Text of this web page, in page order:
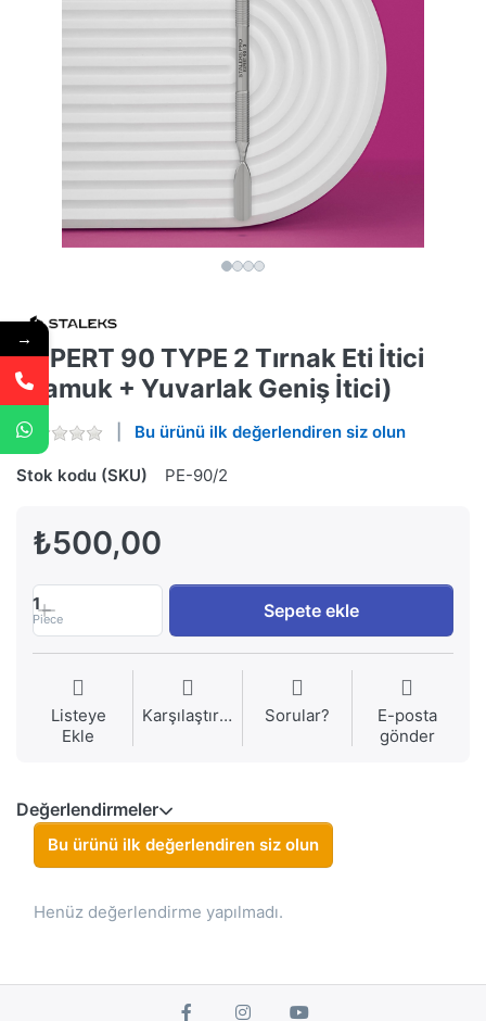
EXPERT 90 TYPE 2 Tırnak Eti İtici
(Yamuk + Yuvarlak Geniş İtici)
Bu ürünü ilk değerlendiren siz olun
Stok kodu (SKU) PE-90/2
₺500,00
1
Piece Sepete ekle
Listeye
Ekle
Karşılaştırma Sorular?
E-posta
gönder
Değerlendirmeler
Bu ürünü ilk değerlendiren siz olun
Henüz değerlendirme yapılmadı.
→